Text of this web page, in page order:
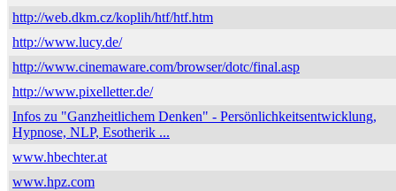
http://web.dkm.cz/koplih/htf/htf.htm
http://www.lucy.de/
http://www.cinemaware.com/browser/dotc/final.asp
http://www.pixelletter.de/
Infos zu "Ganzheitlichem Denken" - Persönlichkeitsentwicklung,
Hypnose, NLP, Esotherik ...
www.hbechter.at
www.hpz.com